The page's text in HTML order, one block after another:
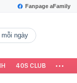
Fanpage aFamily
mỗi ngày
40S CLUB